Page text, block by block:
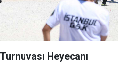
Heyecanı